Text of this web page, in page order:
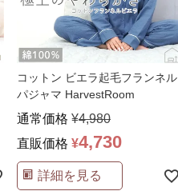
コットン ビエラ起毛フランネル
パジャマ HarvestRoom
通常価格 ¥4,980
直販価格 ¥4,730
詳細を見る